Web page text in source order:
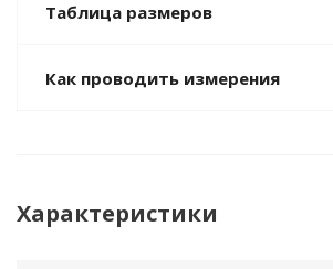
Таблица размеров
Как проводить измерения
Характеристики